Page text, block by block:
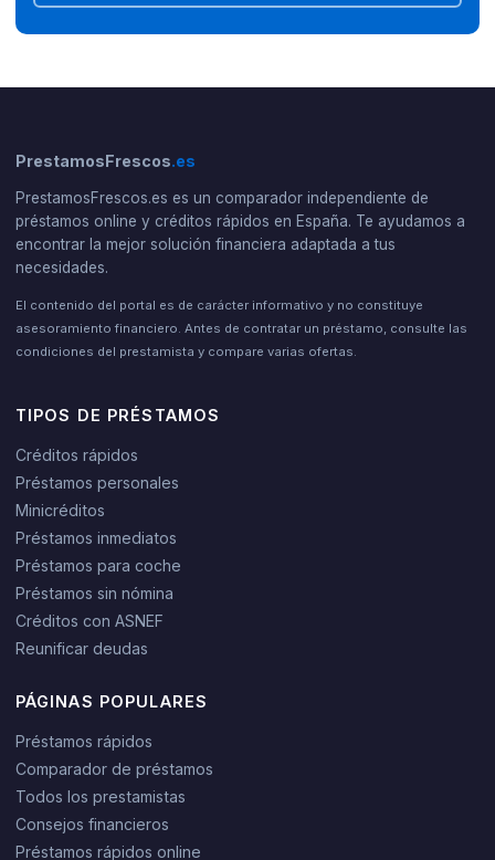
PrestamosFrescos.es
PrestamosFrescos.es es un comparador independiente de
préstamos online y créditos rápidos en España. Te ayudamos a
encontrar la mejor solución financiera adaptada a tus
necesidades.
El contenido del portal es de carácter informativo y no constituye
asesoramiento financiero. Antes de contratar un préstamo, consulte las
condiciones del prestamista y compare varias ofertas.
TIPOS DE PRÉSTAMOS
Créditos rápidos
Préstamos personales
Minicréditos
Préstamos inmediatos
Préstamos para coche
Préstamos sin nómina
Créditos con ASNEF
Reunificar deudas
PÁGINAS POPULARES
Préstamos rápidos
Comparador de préstamos
Todos los prestamistas
Consejos financieros
Préstamos rápidos online